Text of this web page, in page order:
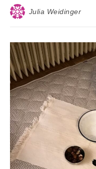
Julia Weidinger